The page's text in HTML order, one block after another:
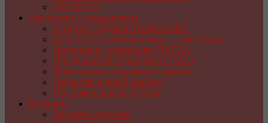
ДЕКУПАЖ
Handmade к праздникам
8 марта. Подарки HANDMADE
День Святого Валентина — handmade
Handmade к празднику ПАСХA
Праздничная сервировка стола
Новогодние игрушки и поделки
Открытки ручной работы
Подарки своими руками
Вязание
Вязание игрушек